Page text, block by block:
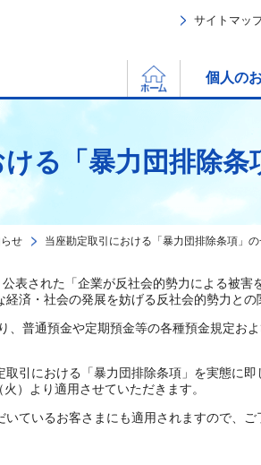
サイトマッ
ホーム個人の
る「暴力団排除
せ 当座勘定取引における「暴力団排除条項」
表された「企業が反社会的勢力による被
済・社会の発展を妨げる反社会的勢力との
、普通預金や定期預金等の各種預金規定お
引における「暴力団排除条項」を実態に
）より適用させていただきます。
ているお客さまにも適用されますので、ご